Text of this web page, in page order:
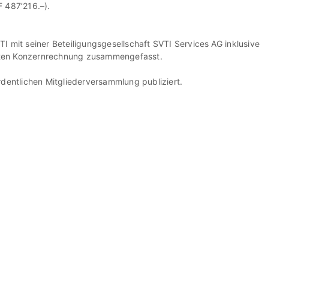
487’216.–).
mit seiner Beteiligungsgesellschaft SVTI Services AG inklusive
Konzernrechnung zusammengefasst.
Mitgliederversammlung publiziert.